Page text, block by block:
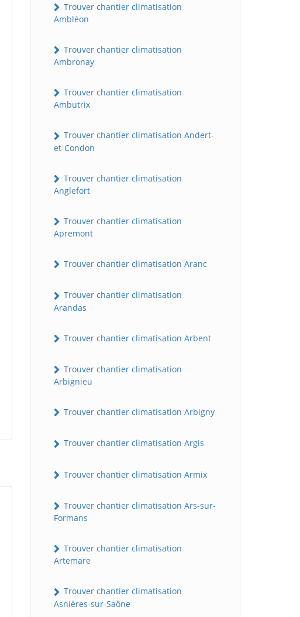
Trouver chantier climatisation
Ambléon
Trouver chantier climatisation
Ambronay
Trouver chantier climatisation
Ambutrix
Trouver chantier climatisation Andert-
et-Condon
Trouver chantier climatisation
Anglefort
Trouver chantier climatisation
Apremont
Trouver chantier climatisation Aranc
Trouver chantier climatisation
Arandas
Trouver chantier climatisation Arbent
Trouver chantier climatisation
Arbignieu
Trouver chantier climatisation Arbigny
Trouver chantier climatisation Argis
Trouver chantier climatisation Armix
Trouver chantier climatisation Ars-sur-
Formans
Trouver chantier climatisation
Artemare
Trouver chantier climatisation
Asnières-sur-Saône